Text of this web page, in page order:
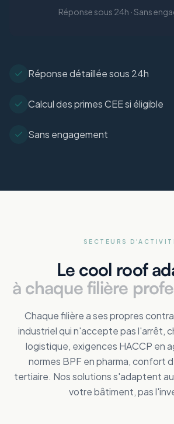
Réponse sous 24h · Sans
Réponse détaillée sous 24h
Calcul des primes CEE si éligible
Sans engagement
SECTEURS
Le cool roof
à chaque filière
Chaque filière a ses propres
industriel qui n'accepte pas l'arrêt,
logistique, exigences HACCP en
normes BPF en pharma, confort
tertiaire. Nos solutions s'adaptent
votre bâtiment, pas
Tertiaire